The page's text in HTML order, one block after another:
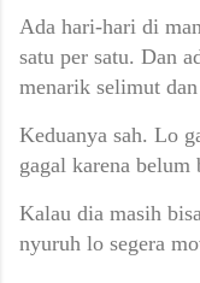
Ada hari-hari di
satu per satu. Dan
menarik selimut
Keduanya sah. Lo
gagal karena belum
Kalau dia masih
nyuruh lo segera